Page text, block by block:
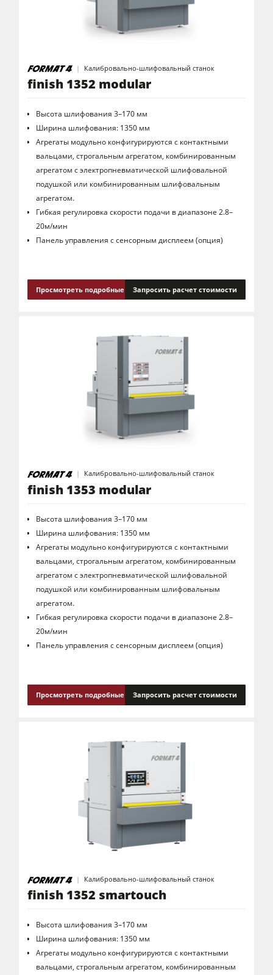
Калибровально-шлифовальный станок
finish 1352 modular
Высота шлифования 3–170 мм
Ширина шлифования: 1350 мм
Агрегаты модульно конфигурируются с контактными
вальцами, строгальным агрегатом, комбинированным
агрегатом с электропневматической шлифовальной
подушкой или комбинированным шлифовальным
агрегатом.
Гибкая регулировка скорости подачи в диапазоне 2.8–
20м/мин
Панель управления с сенсорным дисплеем (опция)
Просмотреть подробные сведенияЗапросить расчет стоимости
Калибровально-шлифовальный станок
finish 1353 modular
Высота шлифования 3–170 мм
Ширина шлифования: 1350 мм
Агрегаты модульно конфигурируются с контактными
вальцами, строгальным агрегатом, комбинированным
агрегатом с электропневматической шлифовальной
подушкой или комбинированным шлифовальным
агрегатом.
Гибкая регулировка скорости подачи в диапазоне 2.8–
20м/мин
Панель управления с сенсорным дисплеем (опция)
Просмотреть подробные сведенияЗапросить расчет стоимости
Калибровально-шлифовальный станок
finish 1352 smartouch
Высота шлифования 3–170 мм
Ширина шлифования: 1350 мм
Агрегаты модульно конфигурируются с контактными
вальцами, строгальным агрегатом, комбинированным